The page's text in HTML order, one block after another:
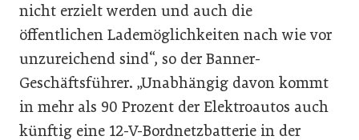
nicht erzielt werden und auch die
öffentlichen Lademöglichkeiten nach wie vor
unzureichend sind“, so der Banner-
Geschäftsführer. „Unabhängig davon kommt
in mehr als 90 Prozent der Elektroautos auch
künftig eine 12-V-Bordnetzbatterie in der